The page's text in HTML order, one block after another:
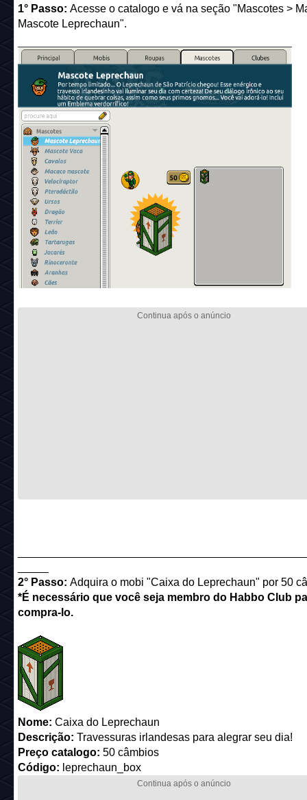
1° Passo: Acesse o catalogo e vá na seção "Mascotes >
Mascote Leprechaun".
2° Passo: Adquira o mobi "Caixa do Leprechaun" por 50
*É necessário que você seja membro do Habbo Club
compra-lo.
Nome: Caixa do Leprechaun
Descrição: Travessuras irlandesas para alegrar seu dia!
Preço catalogo: 50 câmbios
Código: leprechaun_box